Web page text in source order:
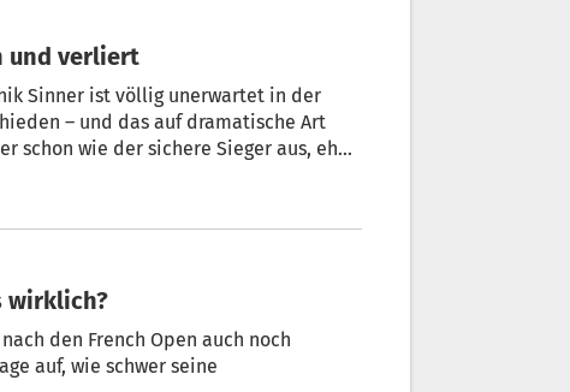
und verliert
Sinner ist völlig unerwartet in der
– und das auf dramatische Art
schon wie der sichere Sieger aus, ehe
wirklich?
den French Open auch noch
auf, wie schwer seine